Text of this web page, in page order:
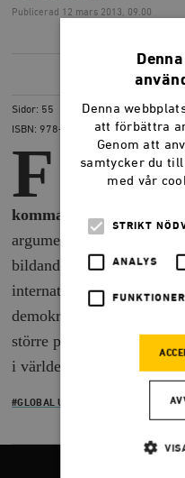
Publicerad 12 mars 2013, 09.00
LADDA
Sidor: 55
ISBN: 978-91-7566-997-7
F
inns det något
rapporten
kommande hundra
argumenterar
bildandet av ett
internationella
demokratier och Sundin
större potential till att
i världen, än FN.
#GLOBAL UTVECKLING
Denna
att förbättra
Genom att
samtycker du
med vår
STRIKT
ANALYS
FUNKTIONER